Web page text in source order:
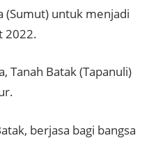
(Sumut) untuk menjadi
2022.
Tanah Batak (Tapanuli)
berjasa bagi bangsa